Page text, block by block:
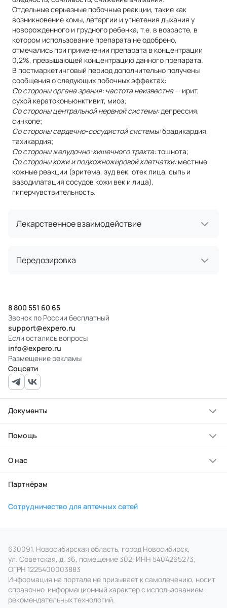
Отдельные серьезные побочные реакции, такие как
возникновение комы, летаргии и угнетения дыхания у
новорожденного и грудного ребенка, т.е. в возрасте, в
котором использование препарата не одобрено,
отмечались при применении препарата в концентрации
0,2%, превышающей концентрацию данного препарата.
В постмаркетинговый период дополнительно получены
сообщения о следующих побочных эффектах:
Со стороны органа зрения: частота неизвестна— ирит,
сухой кератоконъюнктивит, миоз;
Со стороны центральной нервной системы:депрессия,
синкопе;
Со стороны сердечно-сосудистой системы:брадикардия,
тахикардия;
Со стороны желудочно-кишечного тракта:тошнота;
Со стороны кожи и подкожножировой клетчатки:местные
кожные реакции (эритема, зуд век, отек лица, сыпь и
вазодилатация сосудов кожи век и лица),
гиперчувствительность.
Лекарственное взаимодействие
Передозировка
8 800 551 60 65
Звонок по России бесплатный
support@expero.ru
Если остались вопросы
info@expero.ru
Размещение рекламы
Соцсети
Документы
Помощь
О нас
Партнёрам
Сотрудничество для аптечных сетей
630091, Новосибирская область, город Новосибирск,
ул. Советская, д. 36, помещение 302. ИНН 5404265273,
ОГРН 1225400003883
Информация на портале не призывает к самолечению, носит
справочно‑информационный характер с использованием
рекомендательных технологий.